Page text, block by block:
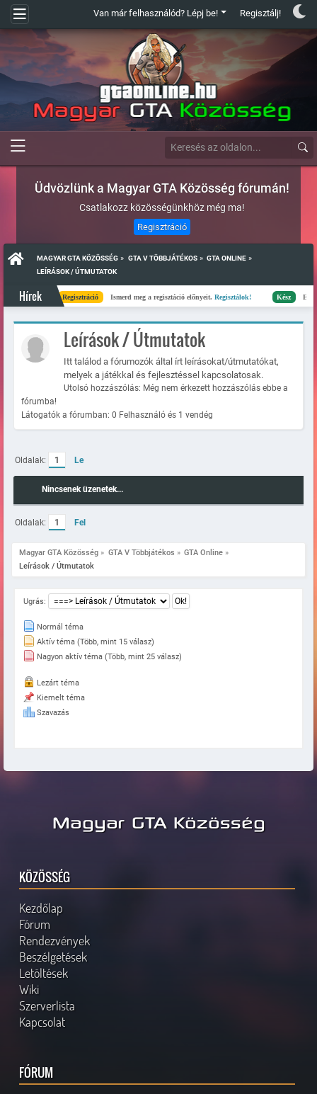
Van már felhasználód? Lépj be! Regisztálj!
Üdvözlünk a Magyar GTA Közösség fórumán!
Csatlakozz közösségünkhöz még ma!
Regisztráció
MAGYAR GTA KÖZÖSSÉG » GTA V TÖBBJÁTÉKOS » GTA ONLINE »
LEÍRÁSOK / ÚTMUTATOK
Hírek Regisztráció Ismerd meg a regisztáció előnyeit.Regisztálok! Kész
Leírások / Útmutatok
Itt találod a fórumozók által írt leírásokat/útmutatókat,
melyek a játékkal és fejlesztéssel kapcsolatosak.
Utolsó hozzászólás: Még nem érkezett hozzászólás ebbe a
fórumba!
Látogatók a fórumban: 0 Felhasználó és 1 vendég
Oldalak: 1 Le
Nincsenek üzenetek...
Oldalak: 1 Fel
Magyar GTA Közösség » GTA V Többjátékos » GTA Online »
Leírások / Útmutatok
Ugrás:
Normál téma
Aktív téma (Több, mint 15 válasz)
Nagyon aktív téma (Több, mint 25 válasz)
Lezárt téma
Kiemelt téma
Szavazás
Magyar GTA Közösség
KÖZÖSSÉG
Kezdőlap
Fórum
Rendezvények
Beszélgetések
Letöltések
Wiki
Szerverlista
Kapcsolat
FÓRUM